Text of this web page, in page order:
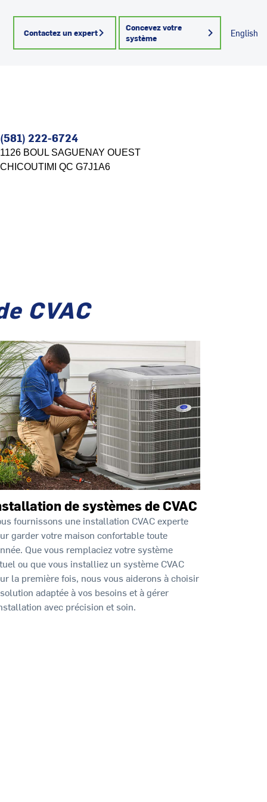
Contactez un expert
Concevez votre
système
English
(581) 222-6724
1126 BOUL SAGUENAY OUEST
CHICOUTIMI QC G7J1A6
CVAC
de systèmes de CVAC
fournissons une installation CVAC experte
garder votre maison confortable toute
Que vous remplaciez votre système
ou que vous installiez un système CVAC
la première fois, nous vous aiderons à choisir
adaptée à vos besoins et à gérer
avec précision et soin.